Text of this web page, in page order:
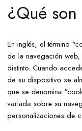
¿Qué
En inglés, el término
de la navegación
distinto. Cuando
de su dispositivo se
que se denomina
variada sobre su
personalizaciones de